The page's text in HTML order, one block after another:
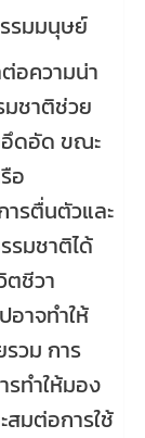
รมมนุษย์
อความน่า
ชาติช่วย
อึดอัด ขณะ
อ
รตื่นตัวและ
รมชาติได้
ตชีวา
อาจทำให้
วม การ
รทำให้มอง
สมต่อการใช้